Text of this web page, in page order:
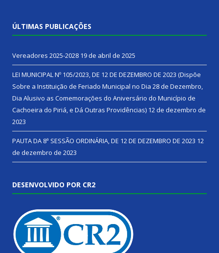
ÚLTIMAS PUBLICAÇÕES
Vereadores 2025-2028 19 de abril de 2025
LEI MUNICIPAL Nº 105/2023, DE 12 DE DEZEMBRO DE 2023 (Dispõe
Sobre a Instituição de Feriado Municipal no Dia 28 de Dezembro,
Dia Alusivo as Comemorações do Aniversário do Município de
Cachoeira do Piriá, e Dá Outras Providências) 12 de dezembro de
2023
PAUTA DA 8ª SESSÃO ORDINÁRIA, DE 12 DE DEZEMBRO DE 2023 12
de dezembro de 2023
DESENVOLVIDO POR CR2